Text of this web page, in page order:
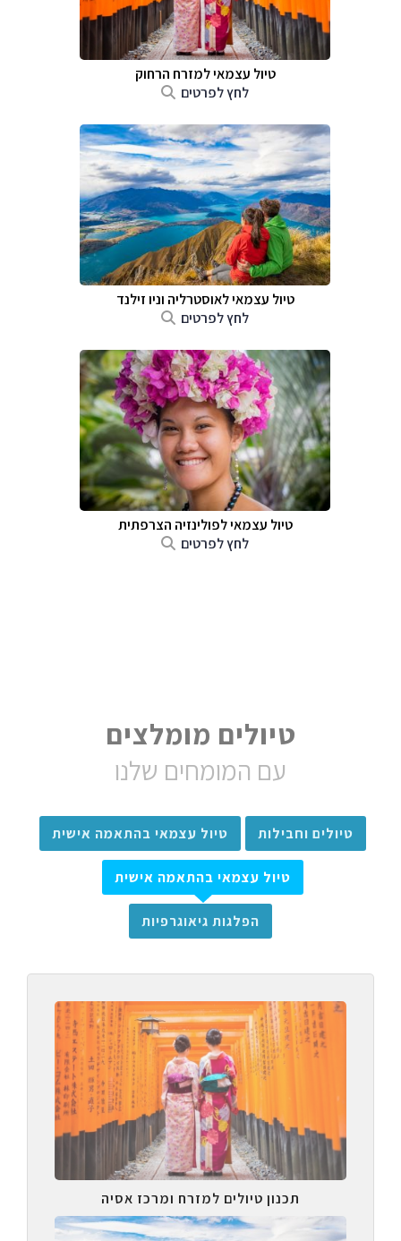
טיול עצמאי למזרח הרחוק
לחץ לפרטים
טיול עצמאי לאוסטרליה וניו זילנד
לחץ לפרטים
טיול עצמאי לפולינזיה הצרפתית
לחץ לפרטים
טיולים מומלצים
עם המומחים שלנו
טיולים וחבילות טיול עצמאי בהתאמה אישית
טיול עצמאי בהתאמה אישית
הפלגות גיאוגרפיות
תכנון טיולים למזרח ומרכז אסיה